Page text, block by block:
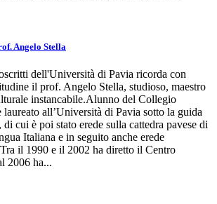
Angelo Stella
dell'Università di Pavia ricorda con
il prof. Angelo Stella, studioso, maestro
instancabile.Alunno del Collegio
laureato all’Università di Pavia sotto la guida
cui è poi stato erede sulla cattedra pavese di
Italiana e in seguito anche erede
il 1990 e il 2002 ha diretto il Centro
2006 ha...